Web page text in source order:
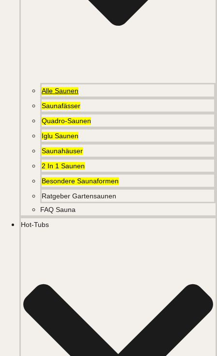
Alle Saunen
Saunafässer
Quadro-Saunen
Iglu Saunen
Saunahäuser
2 In 1 Saunen
Besondere Saunaformen
Ratgeber Gartensaunen
FAQ Sauna
Hot-Tubs